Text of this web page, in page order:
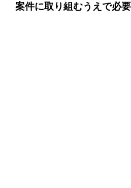
案件に取り組むうえで必